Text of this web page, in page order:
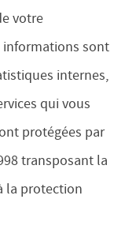
votre
informations sont
internes,
qui vous
protégées par
transposant la
la protection